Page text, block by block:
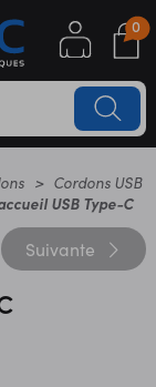
0
Cordons USB
USB Type-C
Suivante